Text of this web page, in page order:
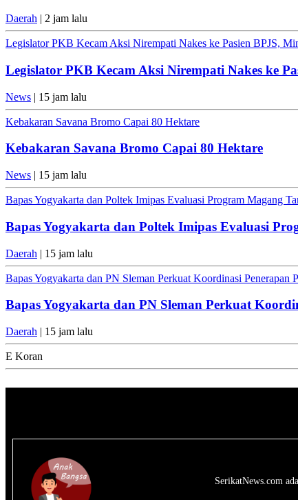
Daerah | 2 jam lalu
Legislator PKB Kecam Aksi Nirempati Nakes ke Pasien BPJS,
Legislator PKB Kecam Aksi Nirempati Nakes ke
News | 15 jam lalu
Kebakaran Savana Bromo Capai 80 Hektare
Kebakaran Savana Bromo Capai 80 Hektare
News | 15 jam lalu
Bapas Yogyakarta dan Poltek Imipas Evaluasi Program Magang
Bapas Yogyakarta dan Poltek Imipas Evaluasi
Daerah | 15 jam lalu
Bapas Yogyakarta dan PN Sleman Perkuat Koordinasi Penerapan
Bapas Yogyakarta dan PN Sleman Perkuat
Daerah | 15 jam lalu
E Koran
SerikatNews.com